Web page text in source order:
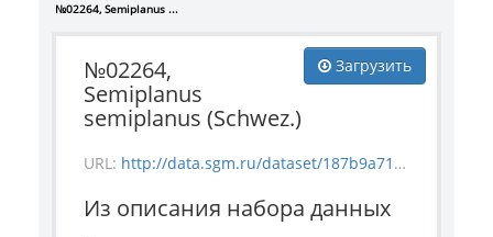
№02264, Semiplanus ...
Загрузить
№02264,
Semiplanus
semiplanus (Schwez.)
URL: http://data.sgm.ru/dataset/187b9a71-4c85-43ec-99fe-080bdf792007/resource/7c57f53c-5e52-45c6-bb2e-c337edd08c7a/download/invertebrate_2264.jpg
Из описания набора данных